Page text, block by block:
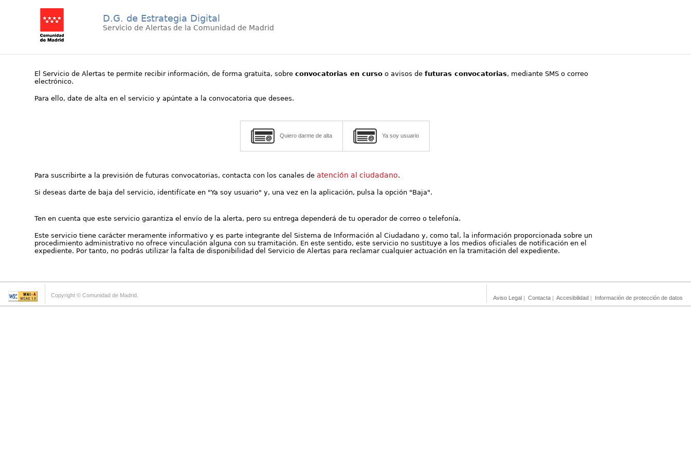
D.G. de Estrategia Digital
Servicio de Alertas de la Comunidad de Madrid
El Servicio de Alertas te permite recibir información, de forma gratuita, sobreconvocatorias en curso o avisos defuturas convocatorias, mediante SMS o correo
electrónico.
Para ello, date de alta en el servicio y apúntate a la convocatoria que desees.
Quiero darme de alta Ya soy usuario
Para suscribirte a la previsión de futuras convocatorias, contacta con los canales deatención al ciudadano.
Si deseas darte de baja del servicio, identifícate en "Ya soy usuario" y, una vez en la aplicación, pulsa la opción "Baja".
Ten en cuenta que este servicio garantiza el envío de la alerta, pero su entrega dependerá de tu operador de correo o telefonía.
Este servicio tiene carácter meramente informativo y es parte integrante del Sistema de Información al Ciudadano y, como tal, la información proporcionada sobre un
procedimiento administrativo no ofrece vinculación alguna con su tramitación. En este sentido, este servicio no sustituye a los medios oficiales de notificación en el
expediente. Por tanto, no podrás utilizar la falta de disponibilidad del Servicio de Alertas para reclamar cualquier actuación en la tramitación del expediente.
Copyright © Comunidad de Madrid. Aviso Legal | Contacta | Accesibilidad | Información de protección de datos